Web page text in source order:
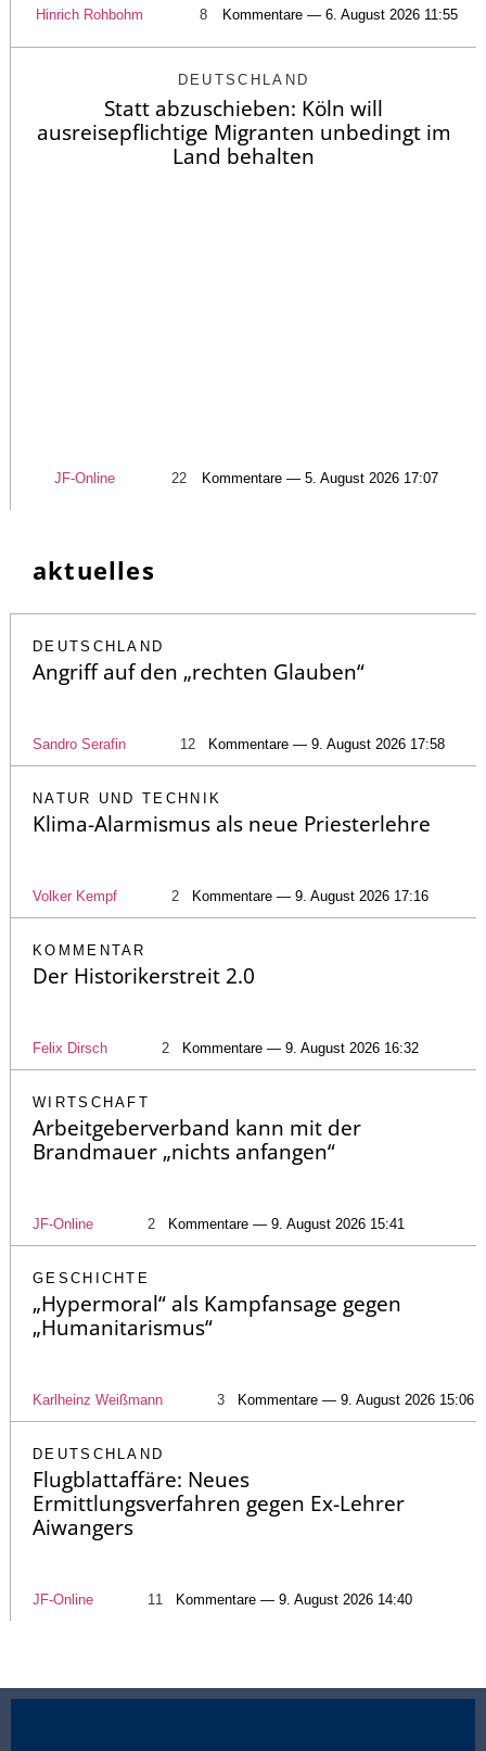
Hinrich Rohbohm 8 Kommentare — 6. August 2026 11:55
DEUTSCHLAND
Statt abzuschieben: Köln will
ausreisepflichtige Migranten unbedingt im
Land behalten
JF-Online 22 Kommentare — 5. August 2026 17:07
aktuelles
DEUTSCHLAND
Angriff auf den „rechten Glauben“
Sandro Serafin 12 Kommentare — 9. August 2026 17:58
NATUR UND TECHNIK
Klima-Alarmismus als neue Priesterlehre
Volker Kempf 2 Kommentare — 9. August 2026 17:16
KOMMENTAR
Der Historikerstreit 2.0
Felix Dirsch 2 Kommentare — 9. August 2026 16:32
WIRTSCHAFT
Arbeitgeberverband kann mit der
Brandmauer „nichts anfangen“
JF-Online 2 Kommentare — 9. August 2026 15:41
GESCHICHTE
„Hypermoral“ als Kampfansage gegen
„Humanitarismus“
Karlheinz Weißmann 3 Kommentare — 9. August 2026 15:06
DEUTSCHLAND
Flugblattaffäre: Neues
Ermittlungsverfahren gegen Ex-Lehrer
Aiwangers
JF-Online 11 Kommentare — 9. August 2026 14:40